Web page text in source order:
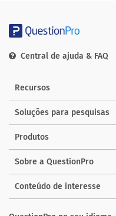
Central de ajuda & FAQ
Recursos
Soluções para pesquisas
Produtos
Sobre a QuestionPro
Conteúdo de interesse